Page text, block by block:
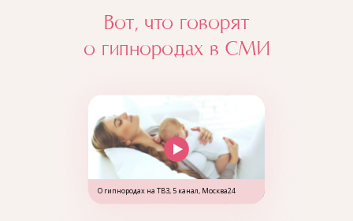
Вот, что говорят
о гипнородах в СМИ
О гипнородах на ТВ3, 5 канал, Москва24